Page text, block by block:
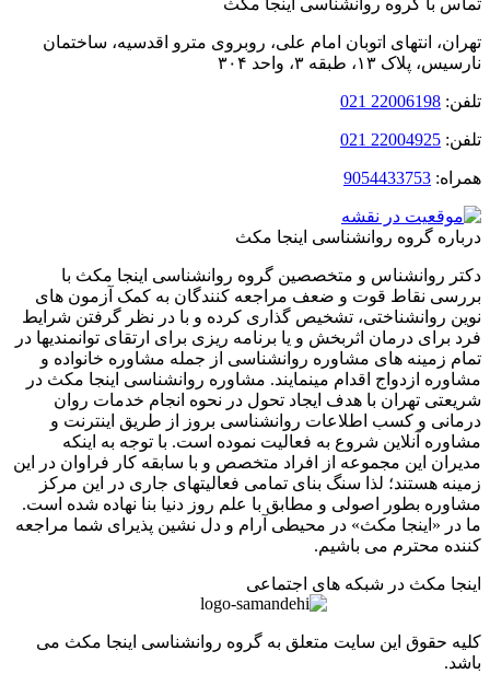
با گروه روانشناسی اینجا مکث
انتهای اتوبان امام‌ علی، روبروی مترو اقدسیه، ساختمان
۱۳، طبقه ۳، واحد ۳۰۴
22006198 021
22004925 021
9054433753
گروه روانشناسی اینجا مکث
روانشناس و متخصصین گروه روانشناسی اینجا مکث با
نقاط قوت و ضعف مراجعه کنندگان به کمک آزمون های
روانشناختی، تشخیص گذاری کرده و با در نظر گرفتن شرایط
درمان اثربخش و یا برنامه ریزی برای ارتقای توانمندیها در
زمینه های مشاوره روانشناسی از جمله مشاوره خانواده و
ازدواج اقدام مینمایند. مشاوره روانشناسی اینجا مکث در
تهران با هدف ایجاد تحول در نحوه انجام خدمات روان
و کسب اطلاعات روانشناسی بروز از طریق اینترنت و
آنلاین شروع به فعالیت نموده است. با توجه به اینکه
این مجموعه از افراد متخصص و با سابقه کار فراوان در این
هستند؛ لذا سنگ بنای تمامی فعالیتهای جاری در این مرکز
بطور اصولی و مطابق با علم روز دنیا بنا نهاده شده است.
«اینجا مکث» در محیطی آرام و دل نشین پذیرای شما مراجعه
محترم می باشیم.
مکث در شبکه های اجتماعی
حقوق این سایت متعلق به گروه روانشناسی اینجا مکث می